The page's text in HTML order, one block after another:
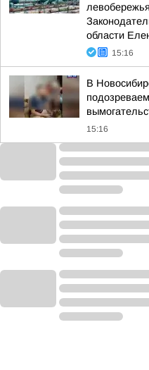
области
15:16
В
15:16